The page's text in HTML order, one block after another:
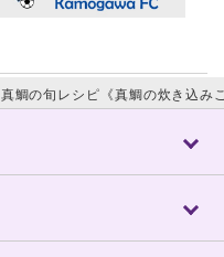
真鯛の旬レシピ《真鯛の炊き込み